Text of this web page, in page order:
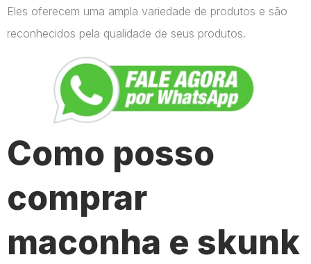
Eles oferecem uma ampla variedade de produtos e são
reconhecidos pela qualidade de seus produtos.
Como posso
comprar
maconha e skunk